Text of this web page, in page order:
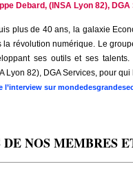
Debard, (INSA Lyon 82),
plus de 40 ans, la galaxie
la révolution numérique. Le
ses outils et ses
Lyon 82), DGA Services, pour
l’interview sur
NOS MEMBRES